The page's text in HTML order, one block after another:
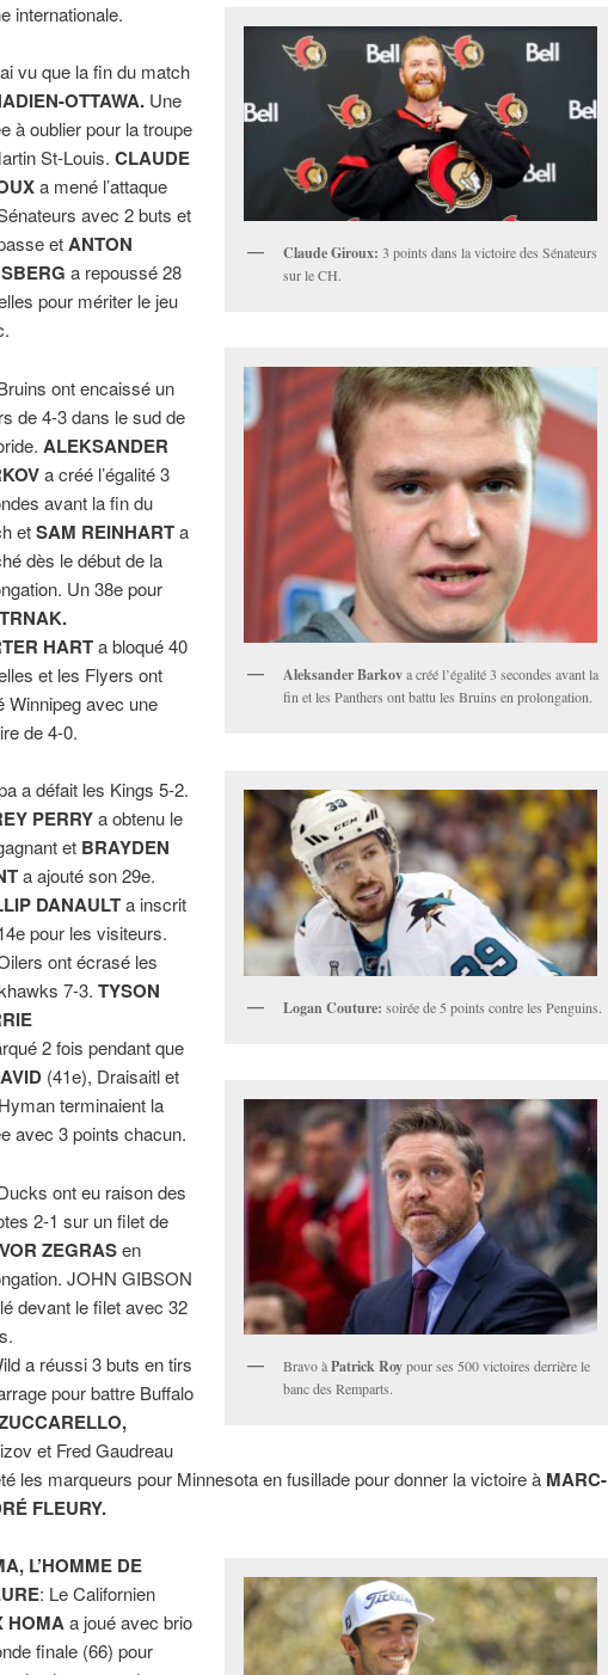
Claude Giroux: 3 points dans la victoire des Sénateurs
sur le CH.
internationale.
vu que la fin du match
OTTAWA. Une
à oublier pour la troupe
St-Louis.CLAUDE
a mené l’attaque
avec 2 buts et
etANTON
a repoussé 28
Aleksander Barkova créé l’égalité 3 secondes avant la
fin et les Panthers ont battu les Bruins en prolongation.
pour mériter le jeu
ont encaissé un
de 4-3 dans le sud de
ALEKSANDER
a créé l’égalité 3
avant la fin du
etSAM REINHARTa
dès le début de la
Un 38e pour
HARTa bloqué 40
et les Flyers ont
Logan Couture: soirée de 5 points contre les Penguins.
Winnipeg avec une
de 4-0.
a défait les Kings 5-2.
PERRYa obtenu le
et BRAYDEN
a ajouté son 29e.
DANAULTa inscrit
pour les visiteurs.
ont écrasé les
7-3.TYSON
Bravo àPatrick Roypour ses 500 victoires derrière le
banc des Remparts.
2 fois pendant que
(41e), Draisaitl et
terminaient la
avec 3 points chacun.
ont eu raison des
2-1 sur un filet de
ZEGRASen
JOHN GIBSON
devant le filet avec 32
a réussi 3 buts en tirs
pour battre Buffalo
et Fred Gaudreau
les marqueurs pour Minnesota en fusillade pour donner la victoire à MARC-
FLEURY.
L’HOMME DE
: Le Californien
HOMAa joué avec brio
finale (66) pour